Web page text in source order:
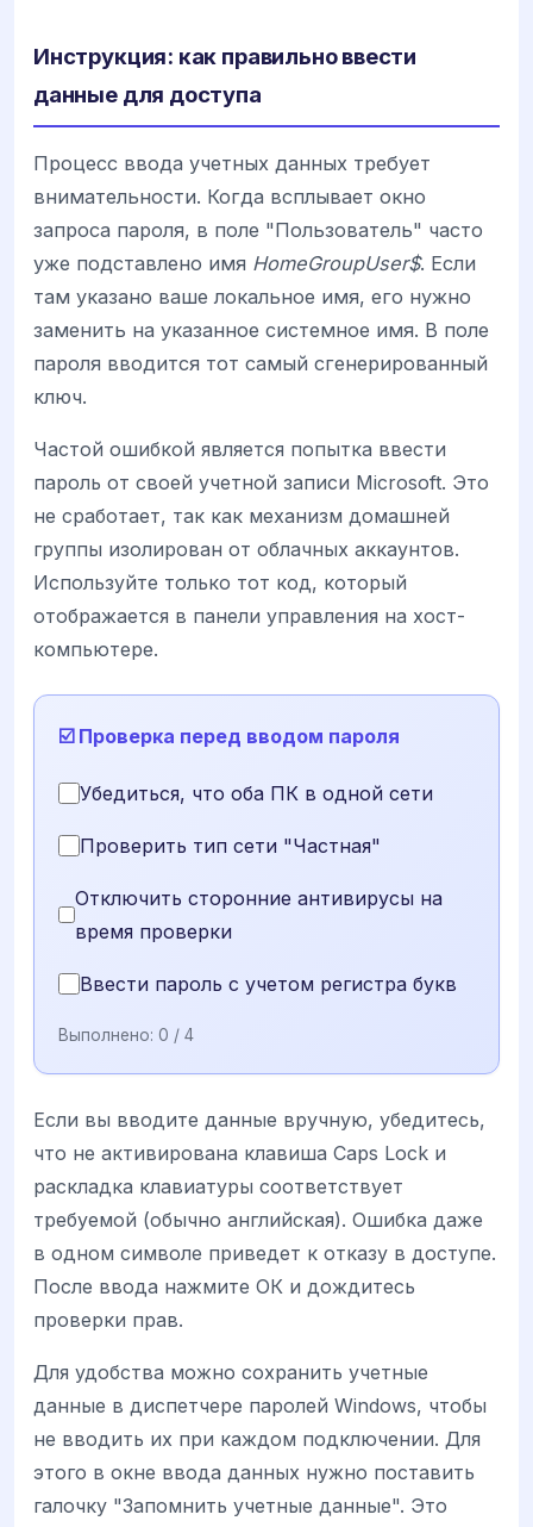
Инструкция: как правильно ввести
данные для доступа
Процесс ввода учетных данных требует
внимательности. Когда всплывает окно
запроса пароля, в поле "Пользователь" часто
уже подставлено имя HomeGroupUser$. Если
там указано ваше локальное имя, его нужно
заменить на указанное системное имя. В поле
пароля вводится тот самый сгенерированный
ключ.
Частой ошибкой является попытка ввести
пароль от своей учетной записи Microsoft. Это
не сработает, так как механизм домашней
группы изолирован от облачных аккаунтов.
Используйте только тот код, который
отображается в панели управления на хост-
компьютере.
☑️ Проверка перед вводом пароля
Убедиться, что оба ПК в одной сети
Проверить тип сети "Частная"
Отключить сторонние антивирусы на
время проверки
Ввести пароль с учетом регистра букв
Выполнено: 0 / 4
Если вы вводите данные вручную, убедитесь,
что не активирована клавиша Caps Lock и
раскладка клавиатуры соответствует
требуемой (обычно английская). Ошибка даже
в одном символе приведет к отказу в доступе.
После ввода нажмите ОК и дождитесь
проверки прав.
Для удобства можно сохранить учетные
данные в диспетчере паролей Windows, чтобы
не вводить их при каждом подключении. Для
этого в окне ввода данных нужно поставить
галочку "Запомнить учетные данные". Это